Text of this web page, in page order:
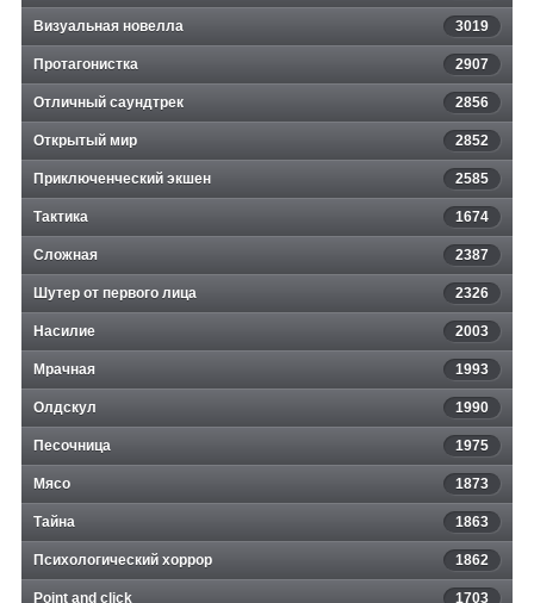
Визуальная новелла 3019
Протагонистка 2907
Отличный саундтрек 2856
Открытый мир 2852
Приключенческий экшен 2585
Тактика 1674
Сложная 2387
Шутер от первого лица 2326
Насилие 2003
Мрачная 1993
Олдскул 1990
Песочница 1975
Мясо 1873
Тайна 1863
Психологический хоррор 1862
Point and click 1703